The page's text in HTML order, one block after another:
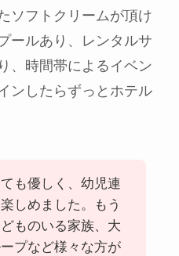
ソフトクリームが頂け
ールあり、レンタルサ
、時間帯によるイベン
ンしたらずっとホテル
も優しく、幼児連
しめました。もう
ものいる家族、大
プなど様々な方が